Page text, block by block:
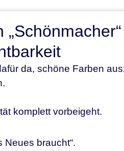
da, schöne Farben
komplett vorbeigeht.
Neues braucht“.